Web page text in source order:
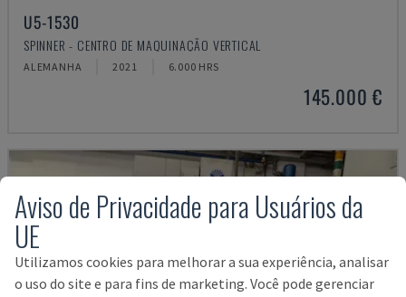
U5-1530
SPINNER - CENTRO DE MAQUINAÇÃO VERTICAL
ALEMANHA 2021 6.000 HRS
145.000 €
Aviso de Privacidade para Usuários da
UE
Utilizamos cookies para melhorar a sua experiência, analisar
o uso do site e para fins de marketing. Você pode gerenciar